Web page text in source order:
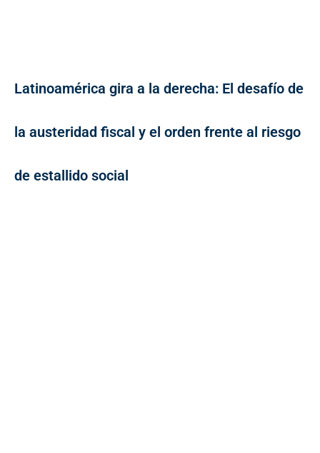
Latinoamérica gira a la derecha: El desafío de
la austeridad fiscal y el orden frente al riesgo
de estallido social